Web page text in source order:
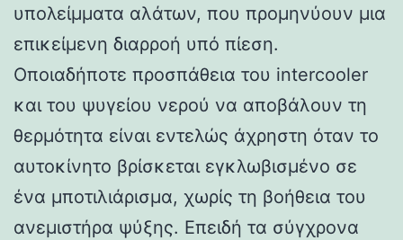
υπολείμματα αλάτων, που προμηνύουν μια
επικείμενη διαρροή υπό πίεση.
Οποιαδήποτε προσπάθεια του intercooler
και του ψυγείου νερού να αποβάλουν τη
θερμότητα είναι εντελώς άχρηστη όταν το
αυτοκίνητο βρίσκεται εγκλωβισμένο σε
ένα μποτιλιάρισμα, χωρίς τη βοήθεια του
ανεμιστήρα ψύξης. Επειδή τα σύγχρονα